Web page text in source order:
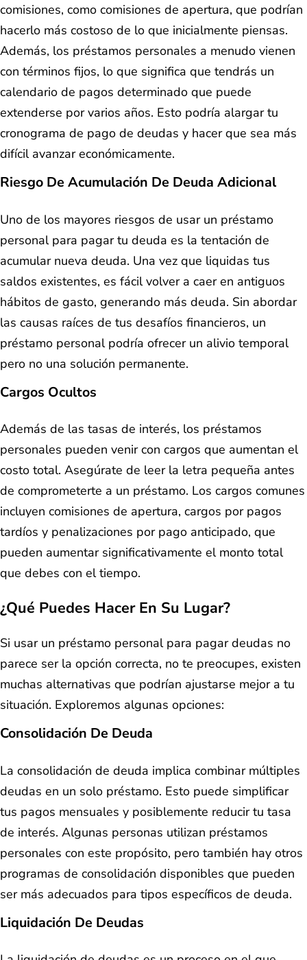
comisiones, como comisiones de apertura, que podrían
hacerlo más costoso de lo que inicialmente piensas.
Además, los préstamos personales a menudo vienen
con términos fijos, lo que significa que tendrás un
calendario de pagos determinado que puede
extenderse por varios años. Esto podría alargar tu
cronograma de pago de deudas y hacer que sea más
difícil avanzar económicamente.
Riesgo De Acumulación De Deuda Adicional
Uno de los mayores riesgos de usar un préstamo
personal para pagar tu deuda es la tentación de
acumular nueva deuda. Una vez que liquidas tus
saldos existentes, es fácil volver a caer en antiguos
hábitos de gasto, generando más deuda. Sin abordar
las causas raíces de tus desafíos financieros, un
préstamo personal podría ofrecer un alivio temporal
pero no una solución permanente.
Cargos Ocultos
Además de las tasas de interés, los préstamos
personales pueden venir con cargos que aumentan el
costo total. Asegúrate de leer la letra pequeña antes
de comprometerte a un préstamo. Los cargos comunes
incluyen comisiones de apertura, cargos por pagos
tardíos y penalizaciones por pago anticipado, que
pueden aumentar significativamente el monto total
que debes con el tiempo.
¿Qué Puedes Hacer En Su Lugar?
Si usar un préstamo personal para pagar deudas no
parece ser la opción correcta, no te preocupes, existen
muchas alternativas que podrían ajustarse mejor a tu
situación. Exploremos algunas opciones:
Consolidación De Deuda
La consolidación de deuda implica combinar múltiples
deudas en un solo préstamo. Esto puede simplificar
tus pagos mensuales y posiblemente reducir tu tasa
de interés. Algunas personas utilizan préstamos
personales con este propósito, pero también hay otros
programas de consolidación disponibles que pueden
ser más adecuados para tipos específicos de deuda.
Liquidación De Deudas